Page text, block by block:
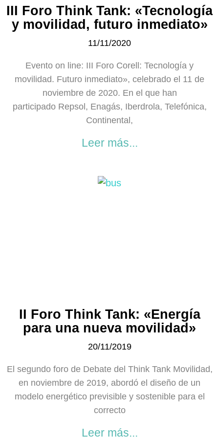
III Foro Think Tank: «Tecnología
y movilidad, futuro inmediato»
11/11/2020
Evento on line: III Foro Corell: Tecnología y
movilidad. Futuro inmediato», celebrado el 11 de
noviembre de 2020. En el que han
participado Repsol, Enagás, Iberdrola, Telefónica,
Continental,
Leer más...
II Foro Think Tank: «Energía
para una nueva movilidad»
20/11/2019
El segundo foro de Debate del Think Tank Movilidad,
en noviembre de 2019, abordó el diseño de un
modelo energético previsible y sostenible para el
correcto
Leer más...